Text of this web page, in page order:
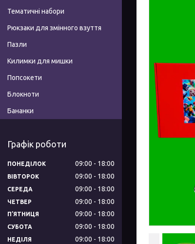
Тематичні набори
Рюкзаки для змінного взуття
Пазли
Килимки для мишки
Попсокети
Блокноти
Бананки
Графік роботи
ПОНЕДІЛОК 09:00 18:00
ВІВТОРОК 09:00 18:00
СЕРЕДА 09:00 18:00
ЧЕТВЕР 09:00 18:00
ПʼЯТНИЦЯ 09:00 18:00
СУБОТА 09:00 18:00
НЕДІЛЯ 09:00 18:00